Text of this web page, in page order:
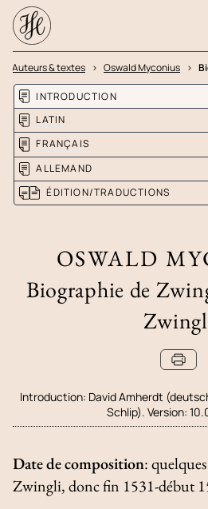
Auteurs & textes Oswald Myconius
INTRODUCTION
LATIN
FRANÇAIS
ALLEMAND
ÉDITION/TRADUCTIONS
OSWALD
Biographie de
Introduction: David Amherdt
Schlip). Version:
Date de composition:
Zwingli, donc fin 1531-début